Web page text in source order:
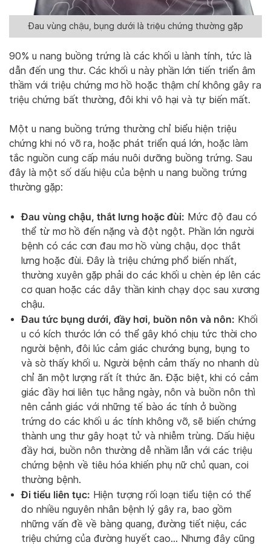
Đau vùng chậu, bụng dưới là triệu chứng thường gặp
90% u nang buồng trứng là các khối u lành tính, tức là
dẫn đến ung thư. Các khối u này phần lớn tiến triển âm
thầm với triệu chứng mơ hồ hoặc thậm chí không gây ra
triệu chứng bất thường, đôi khi vô hại và tự biến mất.
Một u nang buồng trứng thường chỉ biểu hiện triệu
chứng khi nó vỡ ra, hoặc phát triển quá lớn, hoặc làm
tắc nguồn cung cấp máu nuôi dưỡng buồng trứng. Sau
đây là một số dấu hiệu của bệnh u nang buồng trứng
thường gặp:
Đau vùng chậu, thắt lưng hoặc đùi: Mức độ đau có
thể từ mơ hồ đến nặng và đột ngột. Phần lớn người
bệnh có các cơn đau mơ hồ vùng chậu, dọc thắt
lưng hoặc đùi. Đây là triệu chứng phổ biến nhất,
thường xuyên gặp phải do các khối u chèn ép lên các
cơ quan hoặc các dây thần kinh chạy dọc sau xương
chậu.
Đau tức bụng dưới, đầy hơi, buồn nôn và nôn: Khối
u có kích thước lớn có thể gây khó chịu tức thời cho
người bệnh, đôi lúc cảm giác chướng bụng, bụng to
và sờ thấy khối u. Người bệnh cảm thấy no nhanh dù
chỉ ăn một lượng rất ít thức ăn. Đặc biệt, khi có cảm
giác đầy hơi liên tục hằng ngày, nôn và buồn nôn thì
nên cảnh giác với những tế bào ác tính ở buồng
trứng do các khối u ác tính không vỡ, sẽ biến chứng
thành ung thư gây hoạt tử và nhiễm trùng. Dấu hiệu
đầy hơi, buồn nôn thường dễ nhầm lẫn với các triệu
chứng bệnh về tiêu hóa khiến phụ nữ chủ quan, coi
thường bệnh.
Đi tiểu liên tục: Hiện tượng rối loạn tiểu tiện có thể
do nhiều nguyên nhân bệnh lý gây ra, bao gồm
những vấn đề về bàng quang, đường tiết niệu, các
triệu chứng của đường huyết cao… Nhưng đây cũng